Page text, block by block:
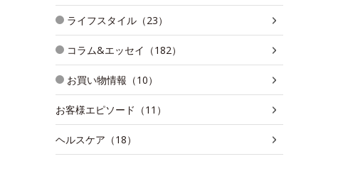
ライフスタイル（23）
コラム&エッセイ（182）
お買い物情報（10）
お客様エピソード（11）
ヘルスケア（18）